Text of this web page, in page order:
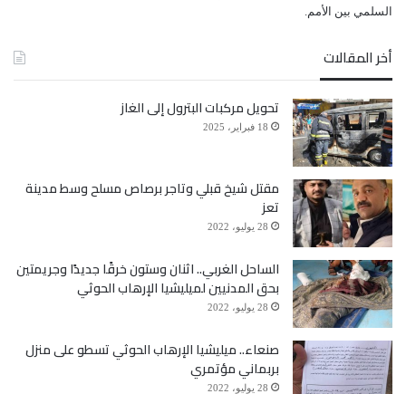
ﺍﻟﺴﻠﻤﻲ ﺑﻴﻦ ﺍﻷﻣﻢ.
أخر المقالات
تحويل مركبات البترول إلى الغاز
18 فبراير، 2025
مقتل شيخ قبلي وتاجر برصاص مسلح وسط مدينة
تعز
28 يوليو، 2022
الساحل الغربي.. اثنان وستون خرقًا جديدًا وجريمتين
بحق المدنيين لميليشيا الإرهاب الحوثي
28 يوليو، 2022
صنعاء.. ميليشيا الإرهاب الحوثي تسطو على منزل
بربماني مؤتمري
28 يوليو، 2022